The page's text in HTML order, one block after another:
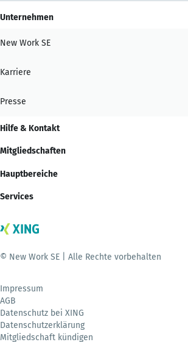
Unternehmen
New Work SE
Karriere
Presse
Hilfe & Kontakt
Mitgliedschaften
Hauptbereiche
Services
© New Work SE | Alle Rechte vorbehalten
Impressum
AGB
Datenschutz bei XING
Datenschutzerklärung
Mitgliedschaft kündigen